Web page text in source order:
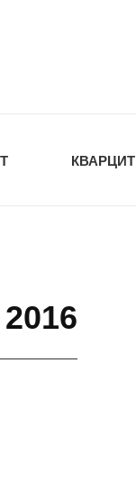
КВАРЦИТ